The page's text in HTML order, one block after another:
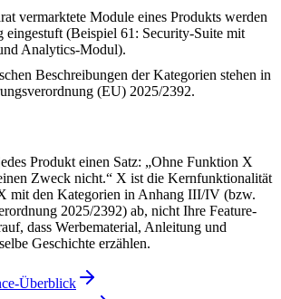
vermarktete Module eines Produkts werden
eingestuft (Beispiel 61: Security-Suite mit
Analytics-Modul).
Beschreibungen der Kategorien stehen in
(EU) 2025/2392.
Produkt einen Satz: „Ohne Funktion X
Zweck nicht.“ X ist die Kernfunktionalität
mit den Kategorien in Anhang III/IV (bzw.
2025/2392) ab, nicht Ihre Feature-
dass Werbematerial, Anleitung und
Geschichte erzählen.
Überblick